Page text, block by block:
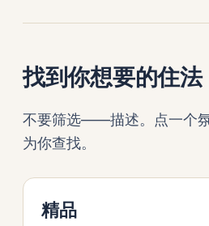
找到你想要的住法
不要筛选——描述。点一个
为你查找。
精品